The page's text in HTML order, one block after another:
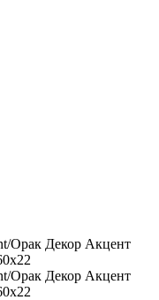
Орак Декор Акцент
Орак Декор Акцент